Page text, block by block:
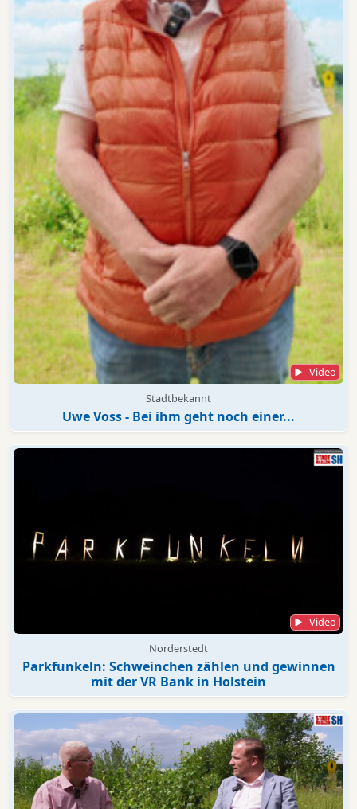
Video
Stadtbekannt
Uwe Voss - Bei ihm geht noch einer...
Video
Norderstedt
Parkfunkeln: Schweinchen zählen und gewinnen
mit der VR Bank in Holstein